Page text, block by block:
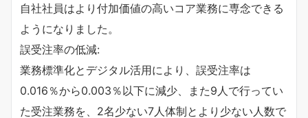
自社社員はより付加価値の高いコア業務に専念できる
ようになりました。
誤受注率の低減:
業務標準化とデジタル活用により、誤受注率は
0.016％から0.003％以下に減少、また9人で行ってい
た受注業務を、2名少ない7人体制とより少ない人数で